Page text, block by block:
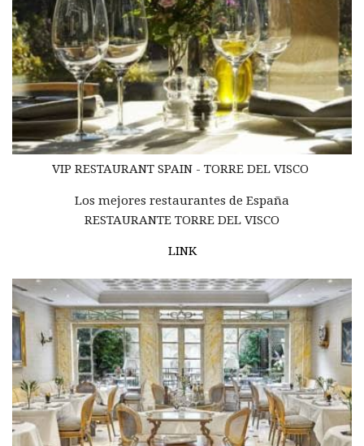
VIP RESTAURANT SPAIN - TORRE DEL VISCO
Los mejores restaurantes de España
RESTAURANTE TORRE DEL VISCO
LINK